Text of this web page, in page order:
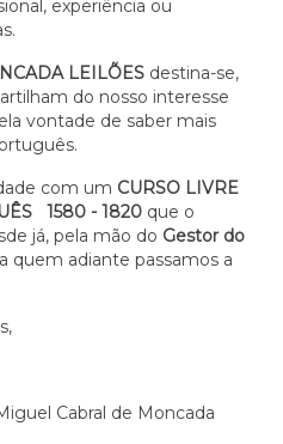
experiência ou
LEILÕES destina-se,
do nosso interesse
vontade de saber mais
com um CURSO LIVRE
1580 - 1820 que o
já, pela mão do Gestor do
quem adiante passamos a
Cabral de Moncada